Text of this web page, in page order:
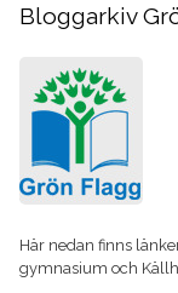
Bloggarkiv
Här nedan finns
gymnasium och